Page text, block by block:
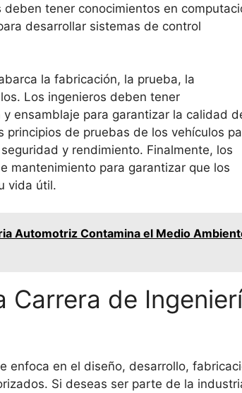
tener conocimientos en
desarrollar sistemas de control
la fabricación, la prueba, la
Los ingenieros deben tener
ensamblaje para garantizar la calidad
de pruebas de los vehículos
y rendimiento. Finalmente, los
mantenimiento para garantizar que los
vida útil.
Automotriz Contamina el Medio
Carrera de
enfoca en el diseño, desarrollo,
Si deseas ser parte de la